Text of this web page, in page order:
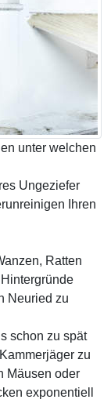
unter welchen
Ungeziefer
Ihren
Ratten
Neuried zu
schon zu spät
zu
Mäusen oder
exponentiell